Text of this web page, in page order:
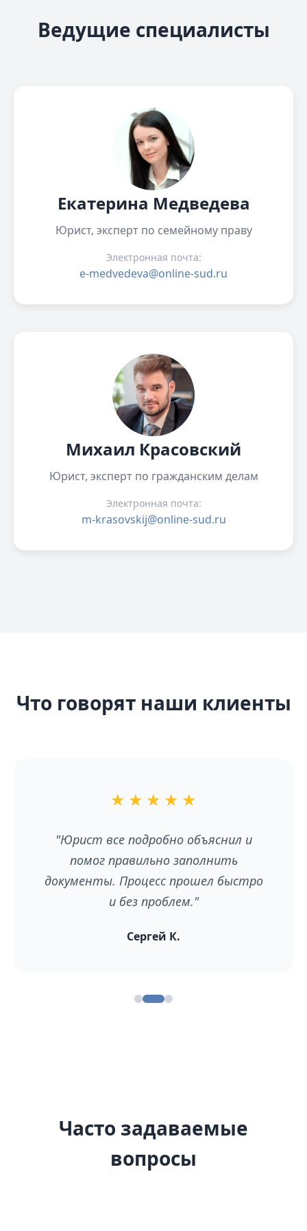
Ведущие специалисты
Екатерина Медведева
Юрист, эксперт по семейному праву
Электронная почта:
e-medvedeva@online-sud.ru
Михаил Красовский
Юрист, эксперт по гражданским делам
Электронная почта:
m-krasovskij@online-sud.ru
Что говорят наши клиенты
★ ★ ★ ★ ★
"Юрист все подробно объяснил и
помог правильно заполнить
документы. Процесс прошел быстро
и без проблем."
Сергей К.
Часто задаваемые
вопросы